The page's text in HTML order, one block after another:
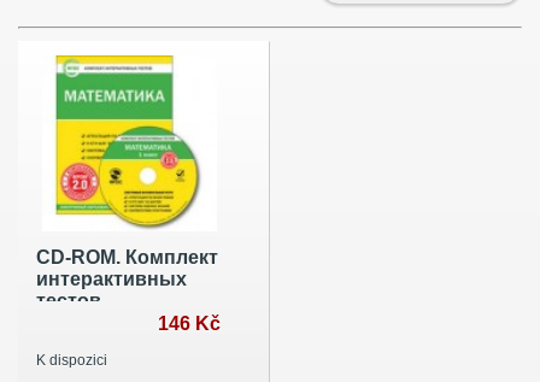
CD-ROM. Комплект
интерактивных
тестов.
Математика. 1146 Kč
K dispozici